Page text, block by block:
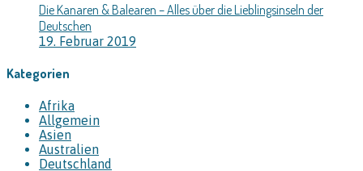
Die Kanaren & Balearen – Alles über die Lieblingsinseln der
Deutschen
19. Februar 2019
Kategorien
Afrika
Allgemein
Asien
Australien
Deutschland